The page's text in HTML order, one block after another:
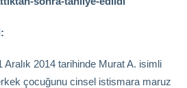
Aralık 2014 tarihinde Murat A. isimli
çocuğunu cinsel istismara maruz